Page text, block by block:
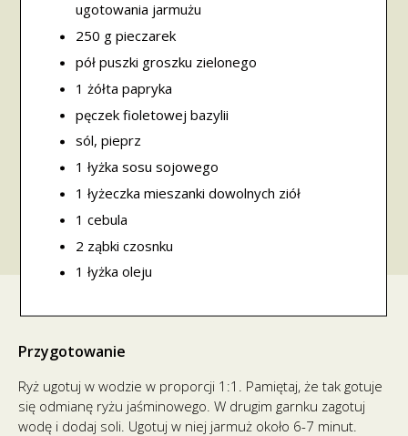
ugotowania jarmużu
250 g pieczarek
pół puszki groszku zielonego
1 żółta papryka
pęczek fioletowej bazylii
sól, pieprz
1 łyżka sosu sojowego
1 łyżeczka mieszanki dowolnych ziół
1 cebula
2 ząbki czosnku
1 łyżka oleju
Przygotowanie
Ryż ugotuj w wodzie w proporcji 1:1. Pamiętaj, że tak gotuje
się odmianę ryżu jaśminowego. W drugim garnku zagotuj
wodę i dodaj soli. Ugotuj w niej jarmuż około 6-7 minut.